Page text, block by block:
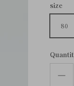
size
80